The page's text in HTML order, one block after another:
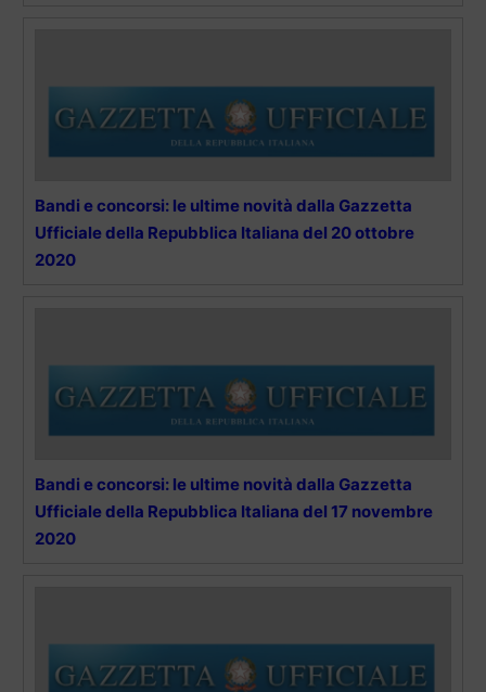
Bandi e concorsi: le ultime novità dalla Gazzetta
Ufficiale della Repubblica Italiana del 20 ottobre
2020
Bandi e concorsi: le ultime novità dalla Gazzetta
Ufficiale della Repubblica Italiana del 17 novembre
2020